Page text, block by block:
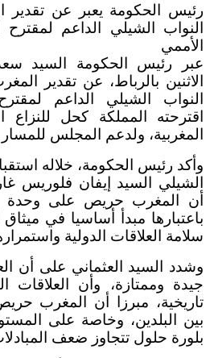
رئيس الحكومة يعبر عن
النواب الشيلي الداعم لمقترح
الأممي
عبر رئيس الحكومة السيد سعد
الاثنين بالرباط، عن تقدير
النواب الشيلي الداعم
اقترحته المملكة كحل
المغربية، ولدعم المجلس
وأكد رئيس الحكومة، خلاله
الشيلي السيد إيفان فلوريس
أن المغرب حريص على وحدة
باعتبارها مبدأ أساسيا في
سلامة العلاقات الدولية
وشدد السيد العثماني على أن
جيدة وممتازة، وأن العلاقات
تاريخية، مبرزا أن المغرب
بين البلدين، وخاصة على
بلورة حلول تتجاوز ضعف